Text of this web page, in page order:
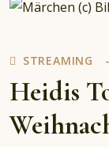
STREAMING
Heidis